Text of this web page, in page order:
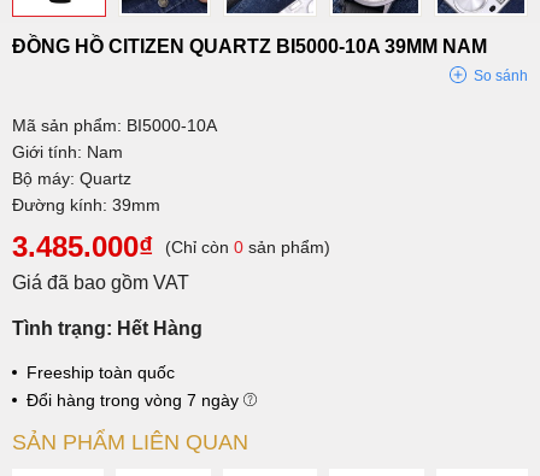
ĐỒNG HỒ CITIZEN QUARTZ BI5000-10A 39MM NAM
So sánh
Mã sản phẩm: BI5000-10A
Giới tính: Nam
Bộ máy: Quartz
Đường kính: 39mm
3.485.000₫ (Chỉ còn 0 sản phẩm)
Giá đã bao gồm VAT
Tình trạng: Hết Hàng
Freeship toàn quốc
Đổi hàng trong vòng 7 ngày
SẢN PHẨM LIÊN QUAN